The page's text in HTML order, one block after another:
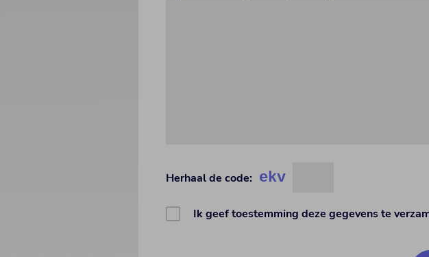
Herhaal de code: ekv
Ik geef toestemming deze gegevens te